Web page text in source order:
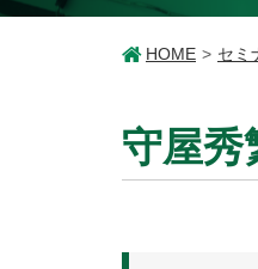
HOME セミ
守屋秀